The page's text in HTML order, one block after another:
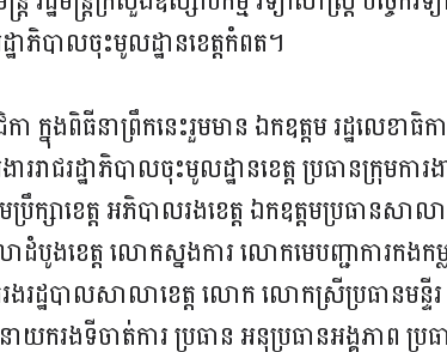
ដ្ឋាភិបាលចុះមូលដ្ឋានខេត្តកំពត។
ងពិធីនាព្រឹកនេះរួមមាន ឯកឧត្តម រដ្ឋលេខាធិក
រាជរដ្ឋាភិបាលចុះមូលដ្ឋានខេត្ត ប្រធានក្រុមការង
ក្សាខេត្ត អភិបាលរងខេត្ត ឯកឧត្តមប្រធានសាលា
ាដំបូងខេត្ត លោកស្នងការ លោកមេបញ្ជាការកងកម្
ដ្ឋបាលសាលាខេត្ត លោក លោកស្រីប្រធានមន្ទីរ
ករងទីចាត់ការ ប្រធាន អនុប្រធានអង្គភាព ប្រធ